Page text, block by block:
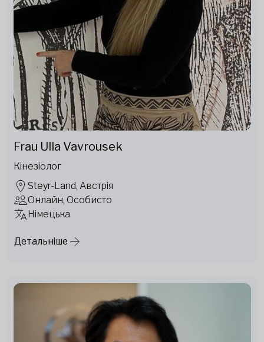
Frau Ulla Vavrousek
Кінезіолог
Steyr-Land, Австрія
Онлайн, Особисто
Німецька
Детальніше